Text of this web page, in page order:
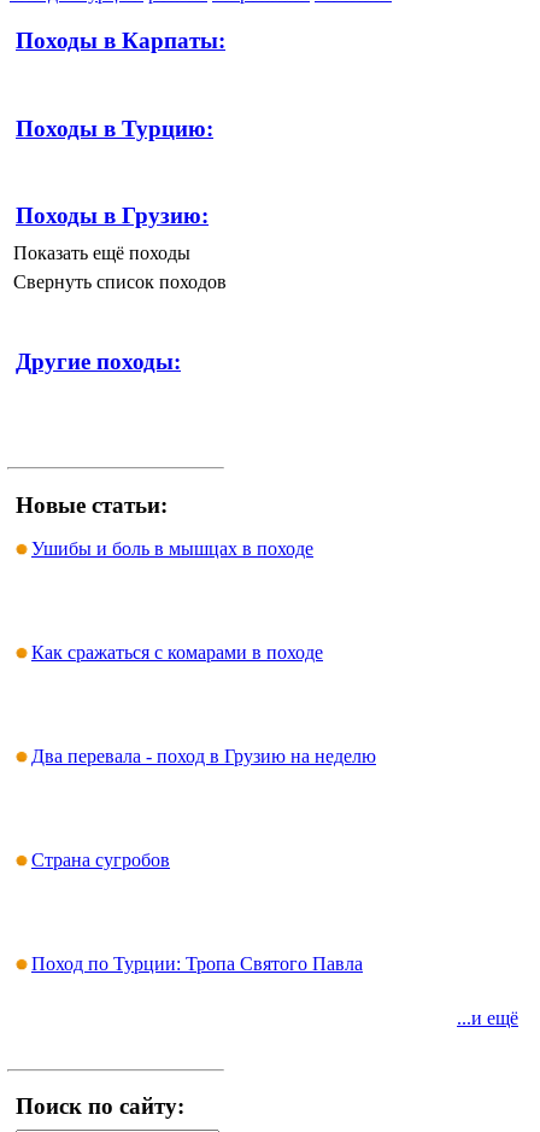
Походы в Карпаты:
Походы в Турцию:
Походы в Грузию:
Показать ещё походы
Свернуть список походов
Другие походы:
Новые статьи:
Ушибы и боль в мышцах в походе
Как сражаться с комарами в походе
Два перевала - поход в Грузию на неделю
Страна сугробов
Поход по Турции: Тропа Святого Павла
...и ещё
Поиск по сайту: